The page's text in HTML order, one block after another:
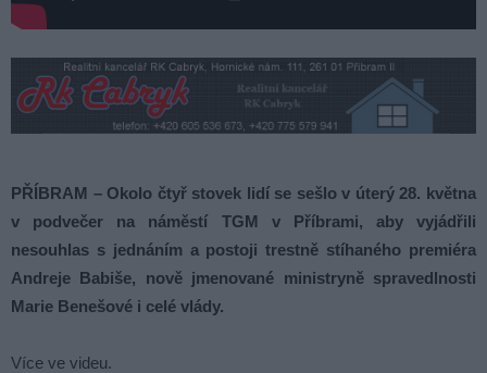
PŘÍBRAM – Okolo čtyř stovek lidí se sešlo v úterý 28. května
v podvečer na náměstí TGM v Příbrami, aby vyjádřili
nesouhlas s jednáním a postoji trestně stíhaného premiéra
Andreje Babiše, nově jmenované ministryně spravedlnosti
Marie Benešové i celé vlády.
Více ve videu.